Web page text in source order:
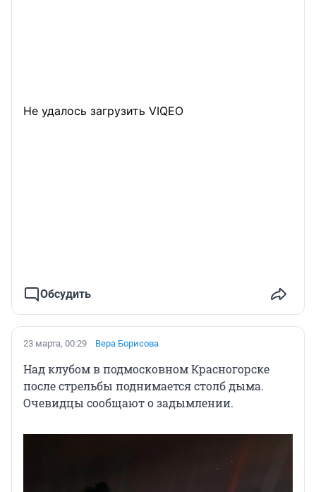
Не удалось загрузить VIQEO
Обсудить
23 марта, 00:29 Вера Борисова
Над клубом в подмосковном Красногорске
после стрельбы поднимается столб дыма.
Очевидцы сообщают о задымлении.